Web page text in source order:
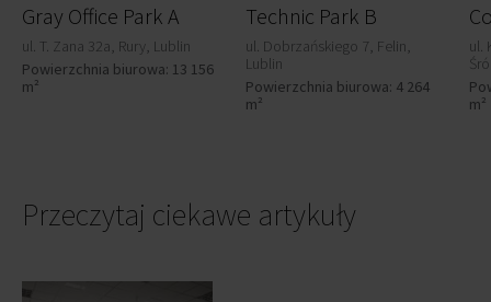
Gray Office Park A
ul. T. Zana 32a, Rury, Lublin
Powierzchnia biurowa: 13 156
m²
Technic Park B
ul. Dobrzańskiego 7, Felin,
Lublin
Powierzchnia biurowa: 4 264
m²
ul.
m²
Przeczytaj ciekawe artykuły